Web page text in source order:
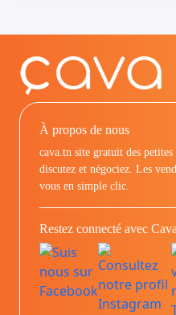
À propos de nous
cava.tn site gratuit des
discutez et négociez. Les
vous en simple clic.
Restez connecté avec Cava